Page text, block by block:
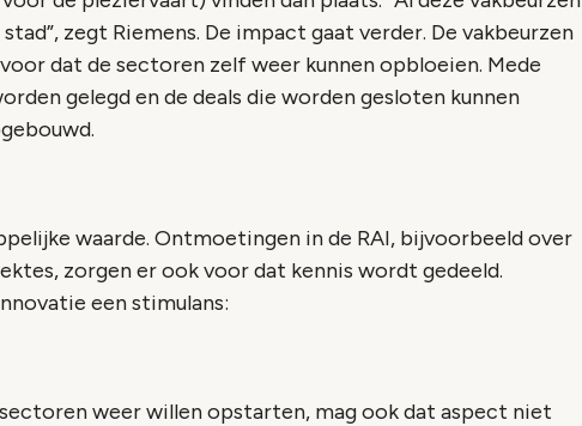
zegt Riemens. De impact gaat verder. De vakbeurzen
dat de sectoren zelf weer kunnen opbloeien. Mede
gelegd en de deals die worden gesloten kunnen
waarde. Ontmoetingen in de RAI, bijvoorbeeld over
zorgen er ook voor dat kennis wordt gedeeld.
een stimulans:
weer willen opstarten, mag ook dat aspect niet